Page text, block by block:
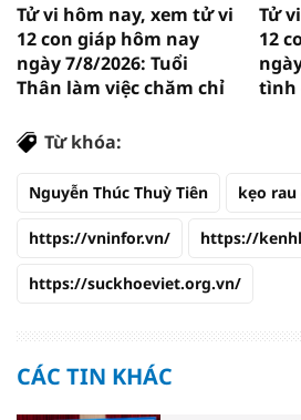
Tử vi hôm nay, xem tử vi
12 con giáp hôm nay
ngày 7/8/2026: Tuổi
Thân làm việc chăm chỉ
Tử
12
tình
Từ khóa:
Nguyễn Thúc Thuỳ Tiên kẹo rau
https://vninfor.vn/ https://
https://suckhoeviet.org.vn/
CÁC TIN KHÁC